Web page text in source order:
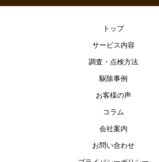
トップ
サービス内容
調査・点検方法
駆除事例
お客様の声
コラム
会社案内
お問い合わせ